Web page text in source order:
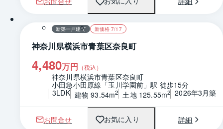
1 / 0 間取り
新築一戸建て 新価格 7/17
神奈川県横浜市青葉区奈良町
4,480万円 （税込）
神奈川県横浜市青葉区奈良町
小田急小田原線「玉川学園前」駅 徒歩15分
3LDK 建物 93.54m2 土地 125.55m2 2026年3月築
お問合せ お気に入り 詳細
1 / 0 間取り